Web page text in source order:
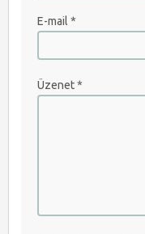
E-mail *
Üzenet*